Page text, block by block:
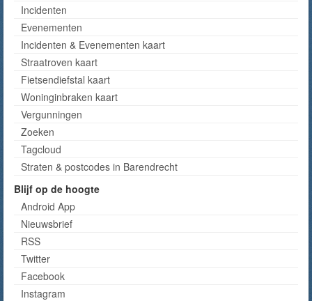
Incidenten
Evenementen
Incidenten & Evenementen kaart
Straatroven kaart
Fietsendiefstal kaart
Woninginbraken kaart
Vergunningen
Zoeken
Tagcloud
Straten & postcodes in Barendrecht
Blijf op de hoogte
Android App
Nieuwsbrief
RSS
Twitter
Facebook
Instagram